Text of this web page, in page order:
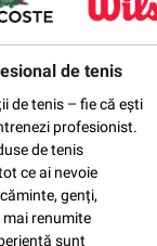
de tenis
de tenis – fie că ești
profesionist.
de tenis
ce ai nevoie
genți,
mai renumite
sunt